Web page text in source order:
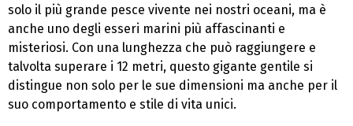
solo il più grande pesce vivente nei nostri oceani, ma è
anche uno degli esseri marini più affascinanti e
misteriosi. Con una lunghezza che può raggiungere e
talvolta superare i 12 metri, questo gigante gentile si
distingue non solo per le sue dimensioni ma anche per il
suo comportamento e stile di vita unici.